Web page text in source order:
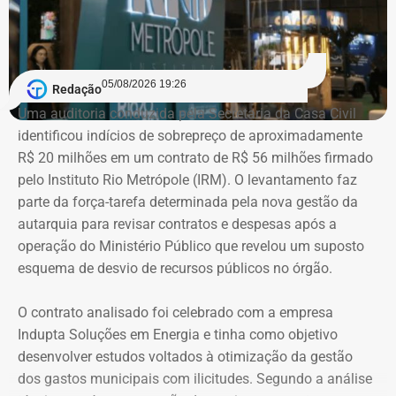
97.555,75.
As declarações de bens são prestadas pelos próprios
candidatos à Justiça Eleitoral e podem considerar os
valores históricos de aquisição dos bens, e não
necessariamente seus preços de mercado.
O crescimento patrimonial, por si só, não indica a
existência de irregularidades.
Redação05/08/2026 19:26
Uma auditoria conduzida pela Secretaria da Casa Civil
identificou indícios de sobrepreço de aproximadamente
R$ 20 milhões em um contrato de R$ 56 milhões firmado
pelo Instituto Rio Metrópole (IRM). O levantamento faz
parte da força-tarefa determinada pela nova gestão da
autarquia para revisar contratos e despesas após a
operação do Ministério Público que revelou um suposto
esquema de desvio de recursos públicos no órgão.
O contrato analisado foi celebrado com a empresa
Indupta Soluções em Energia e tinha como objetivo
desenvolver estudos voltados à otimização da gestão
dos gastos municipais com ilicitudes. Segundo a análise